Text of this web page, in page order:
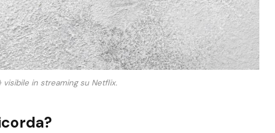
visibile in streaming su Netflix.